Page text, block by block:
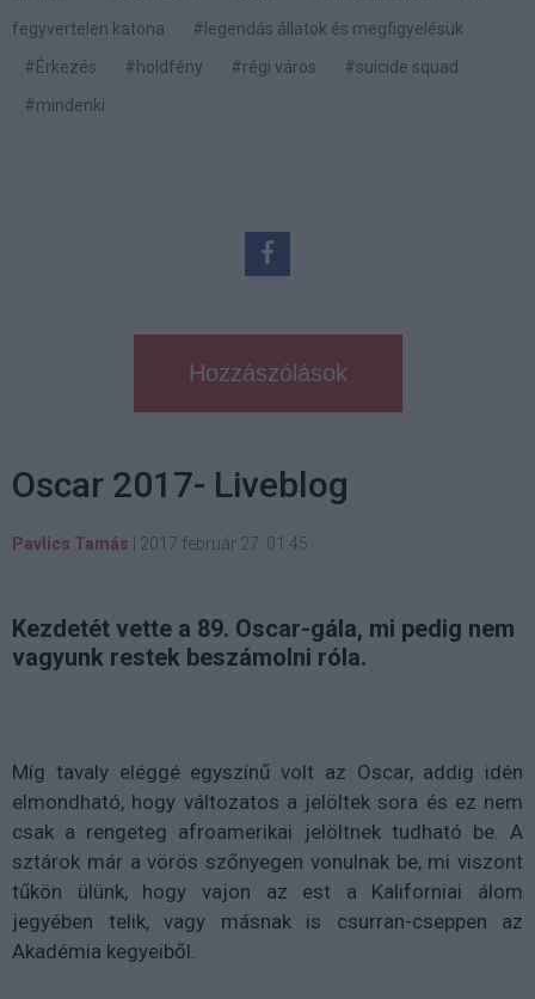
fegyvertelen katona
#legendás állatok és megfigyelésük
#Érkezés
#holdfény #régi város
#suicide squad
#mindenki
Hozzászólások
Oscar 2017- Liveblog
Pavlics Tamás 2017 február 27. 01:45
Kezdetét vette a 89. Oscar-gála, mi pedig nem
vagyunk restek beszámolni róla.
Míg tavaly eléggé egyszínű volt az Oscar, addig idén
elmondható, hogy változatos a jelöltek sora és ez nem
csak a rengeteg afroamerikai jelöltnek tudható be. A
sztárok már a vörös szőnyegen vonulnak be, mi viszont
tűkön ülünk, hogy vajon az est a Kaliforniai álom
jegyében telik, vagy másnak is csurran-cseppen az
Akadémia kegyeiből.